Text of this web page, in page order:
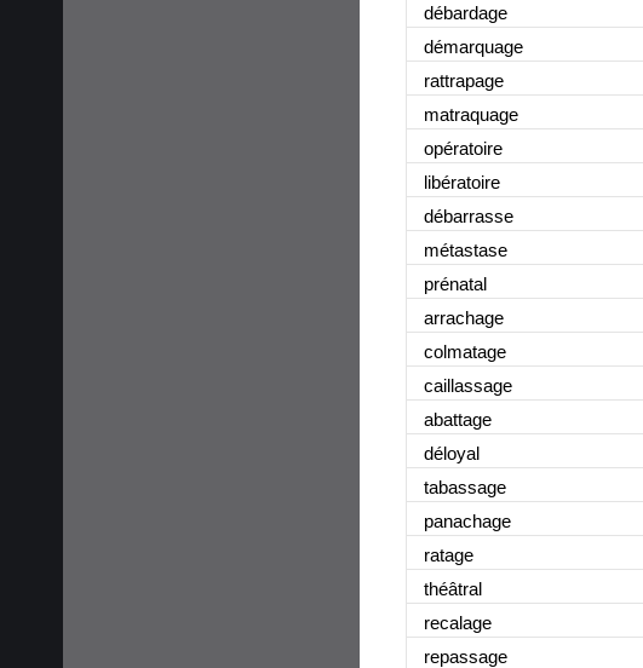
débardage
démarquage
rattrapage
matraquage
opératoire
libératoire
débarrasse
métastase
prénatal
arrachage
colmatage
caillassage
abattage
déloyal
tabassage
panachage
ratage
théâtral
recalage
repassage